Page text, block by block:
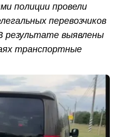
полиции провели
перевозчиков
результате выявлены
транспортные